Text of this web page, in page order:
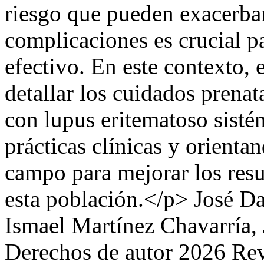
riesgo que pueden
complicaciones es crucial
efectivo. En este contexto,
detallar los cuidados
con lupus eritematoso
prácticas clínicas y
campo para mejorar los
esta población.</p> José
Ismael Martínez
Derechos de autor 2026